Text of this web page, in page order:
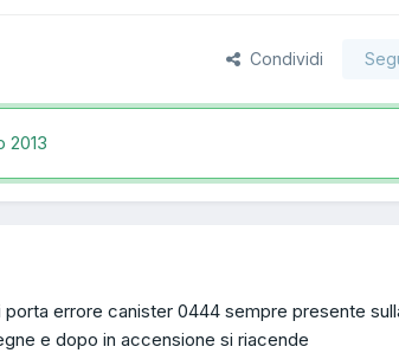
Condividi
2013
errore canister 0444 sempre presente
e dopo in accensione si riacende